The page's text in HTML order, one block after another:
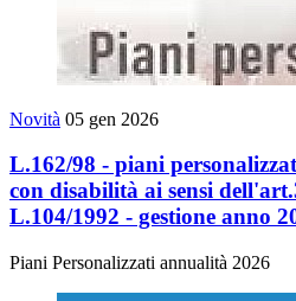
Novità 05 gen 2026
L.162/98 - piani
con disabilità ai sensi
L.104/1992 - gestione anno
Piani Personalizzati annualità 2026